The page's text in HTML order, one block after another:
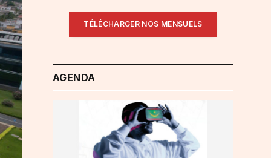
TÉLÉCHARGER NOS MENSUELS
AGENDA